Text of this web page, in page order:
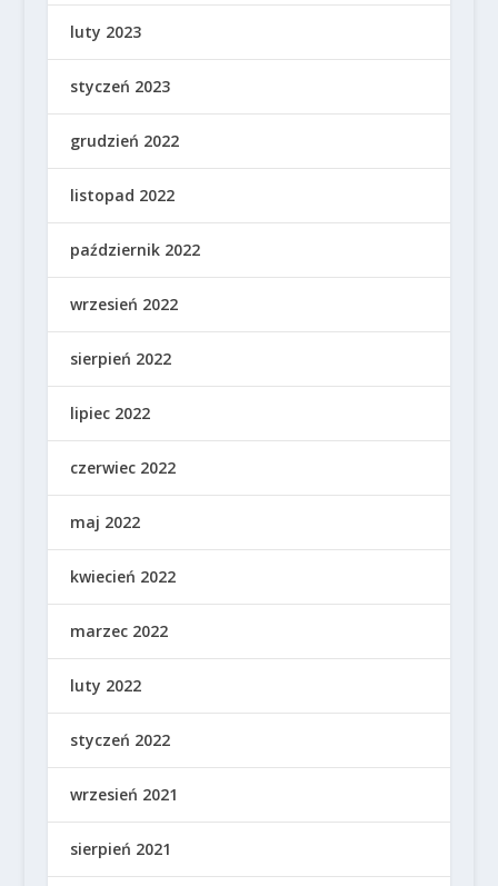
luty 2023
styczeń 2023
grudzień 2022
listopad 2022
październik 2022
wrzesień 2022
sierpień 2022
lipiec 2022
czerwiec 2022
maj 2022
kwiecień 2022
marzec 2022
luty 2022
styczeń 2022
wrzesień 2021
sierpień 2021